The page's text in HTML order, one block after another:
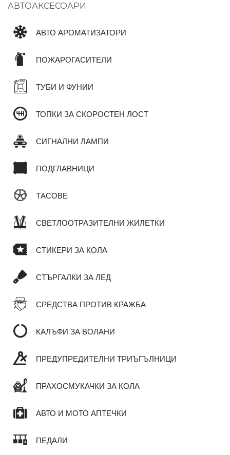
АВТОАКСЕСОАРИ
АВТО АРОМАТИЗАТОРИ
ПОЖАРОГАСИТЕЛИ
ТУБИ И ФУНИИ
ТОПКИ ЗА СКОРОСТЕН ЛОСТ
СИГНАЛНИ ЛАМПИ
ПОДГЛАВНИЦИ
ТАСОВЕ
СВЕТЛООТРАЗИТЕЛНИ ЖИЛЕТКИ
СТИКЕРИ ЗА КОЛА
СТЪРГАЛКИ ЗА ЛЕД
СРЕДСТВА ПРОТИВ КРАЖБА
КАЛЪФИ ЗА ВОЛАНИ
ПРЕДУПРЕДИТЕЛНИ ТРИЪГЪЛНИЦИ
ПРАХОСМУКАЧКИ ЗА КОЛА
АВТО И МОТО АПТЕЧКИ
ПЕДАЛИ